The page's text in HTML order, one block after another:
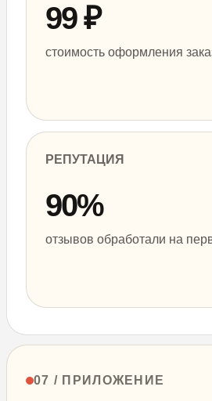
99 ₽
стоимость оформления
РЕПУТАЦИЯ
90%
отзывов обработали на
07 / ПРИЛОЖЕНИЕ